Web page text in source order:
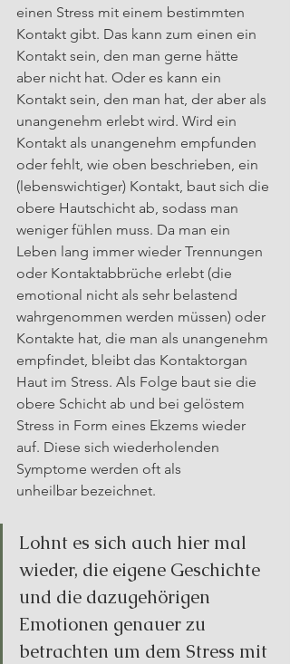
einen Stress mit einem bestimmten
Kontakt gibt. Das kann zum einen ein
Kontakt sein, den man gerne hätte
aber nicht hat. Oder es kann ein
Kontakt sein, den man hat, der aber als
unangenehm erlebt wird. Wird ein
Kontakt als unangenehm empfunden
oder fehlt, wie oben beschrieben, ein
(lebenswichtiger) Kontakt, baut sich die
obere Hautschicht ab, sodass man
weniger fühlen muss. Da man ein
Leben lang immer wieder Trennungen
oder Kontaktabbrüche erlebt (die
emotional nicht als sehr belastend
wahrgenommen werden müssen) oder
Kontakte hat, die man als unangenehm
empfindet, bleibt das Kontaktorgan
Haut im Stress. Als Folge baut sie die
obere Schicht ab und bei gelöstem
Stress in Form eines Ekzems wieder
auf. Diese sich wiederholenden
Symptome werden oft als
unheilbar bezeichnet.
Lohnt es sich auch hier mal
wieder, die eigene Geschichte
und die dazugehörigen
Emotionen genauer zu
betrachten um dem Stress mit